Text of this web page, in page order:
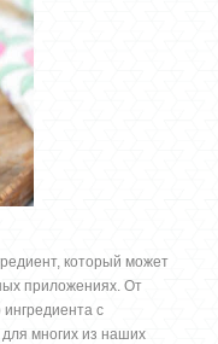
который может
приложениях. От
ингредиента с
многих из наших